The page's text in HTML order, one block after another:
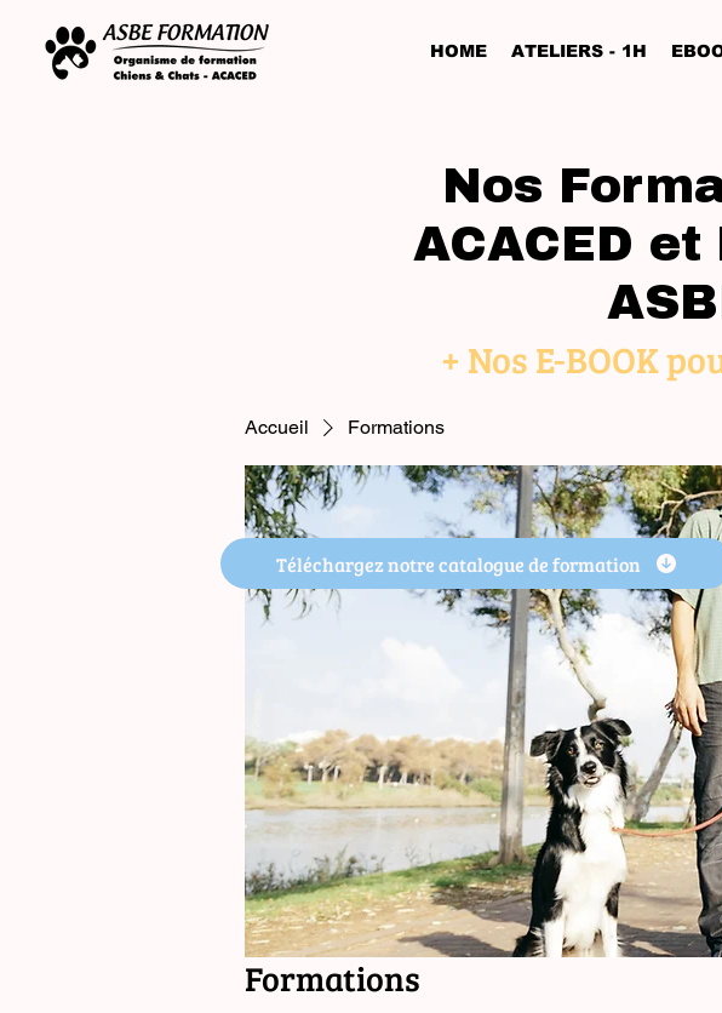
HOME ATELIERS - 1H
Nos
ACACED
+ Nos E-BOOK
Accueil Formations
Formations
Téléchargez notre catalogue de formation